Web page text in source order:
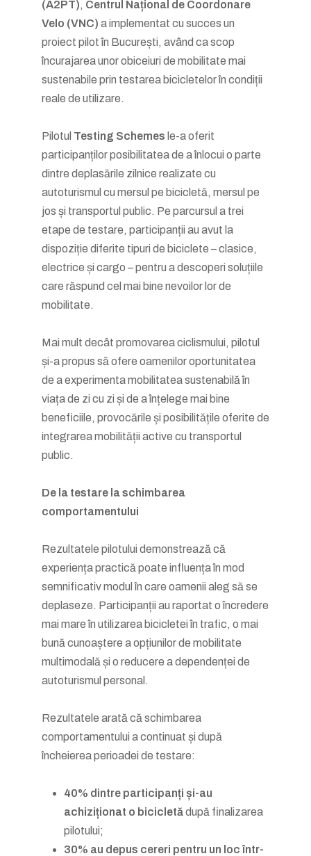
(A2PT), Centrul Național de Coordonare
Velo (VNC) a implementat cu succes un
proiect pilot în București, având ca scop
încurajarea unor obiceiuri de mobilitate mai
sustenabile prin testarea bicicletelor în condiții
reale de utilizare.
Pilotul Testing Schemes le-a oferit
participanților posibilitatea de a înlocui o parte
dintre deplasările zilnice realizate cu
autoturismul cu mersul pe bicicletă, mersul pe
jos și transportul public. Pe parcursul a trei
etape de testare, participanții au avut la
dispoziție diferite tipuri de biciclete – clasice,
electrice și cargo – pentru a descoperi soluțiile
care răspund cel mai bine nevoilor lor de
mobilitate.
Mai mult decât promovarea ciclismului, pilotul
și-a propus să ofere oamenilor oportunitatea
de a experimenta mobilitatea sustenabilă în
viața de zi cu zi și de a înțelege mai bine
beneficiile, provocările și posibilitățile oferite de
integrarea mobilității active cu transportul
public.
De la testare la schimbarea
comportamentului
Rezultatele pilotului demonstrează că
experiența practică poate influența în mod
semnificativ modul în care oamenii aleg să se
deplaseze. Participanții au raportat o încredere
mai mare în utilizarea bicicletei în trafic, o mai
bună cunoaștere a opțiunilor de mobilitate
multimodală și o reducere a dependenței de
autoturismul personal.
Rezultatele arată că schimbarea
comportamentului a continuat și după
încheierea perioadei de testare:
40% dintre participanți și-au
achiziționat o bicicletădupă finalizarea
pilotului;
30% au depus cereri pentru un loc într-